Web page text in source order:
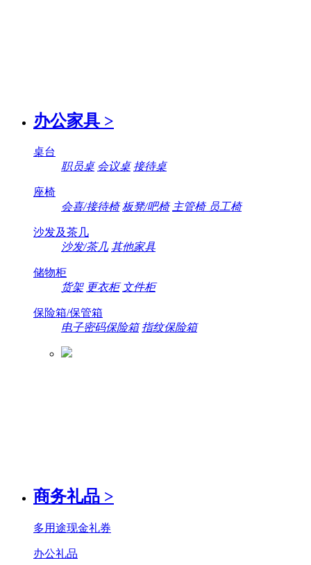
办公家具 >
桌台
职员桌 会议桌 接待桌
座椅
会喜/接待椅 板凳/吧椅 主管椅 员工椅
沙发及茶几
沙发/茶几 其他家具
储物柜
货架 更衣柜 文件柜
保险箱/保管箱
电子密码保险箱 指纹保险箱
商务礼品 >
多用途现金礼券
办公礼品